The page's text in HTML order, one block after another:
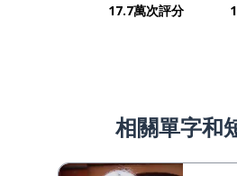
17.7萬次評分
相關單字和